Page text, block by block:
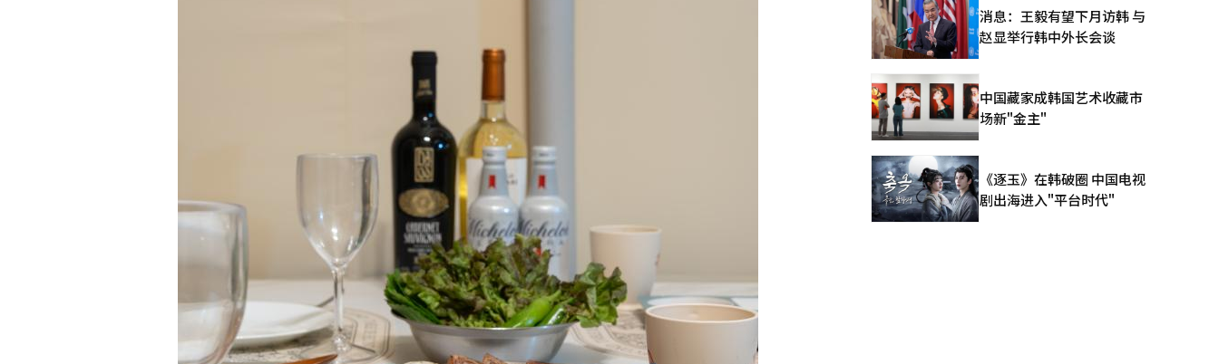
消息：王毅有望下月访韩 与
赵显举行韩中外长会谈
中国藏家成韩国艺术收藏市
场新"金主"
《逐玉》在韩破圈 中国电视
剧出海进入"平台时代"